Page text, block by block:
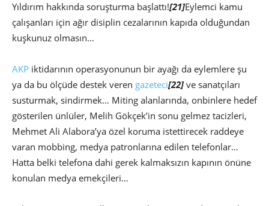
Yıldırım hakkında soruşturma başlattı![21]Eylemci kamu
çalışanları için ağır disiplin cezalarının kapıda olduğundan
kuşkunuz olmasın…
AKP iktidarının operasyonunun bir ayağı da eylemlere şu
ya da bu ölçüde destek veren gazeteci[22]ve sanatçıları
susturmak, sindirmek… Miting alanlarında, onbinlere hedef
gösterilen ünlüler, Melih Gökçek’in sonu gelmez tacizleri,
Mehmet Ali Alabora’ya özel koruma istettirecek raddeye
varan mobbing, medya patronlarına edilen telefonlar…
Hatta belki telefona dahi gerek kalmaksızın kapının önüne
konulan medya emekçileri…